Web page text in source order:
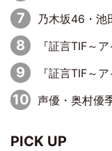
乃木坂46・池田瑛紗と中西アルノが
『証言TIF～アイドル戦国時代とはなんだったのか～』
『証言TIF～アイドル戦国時代とはなんだったのか～』第6
声優・奥村優季、初ソログラビアで初ソ
PICK UP